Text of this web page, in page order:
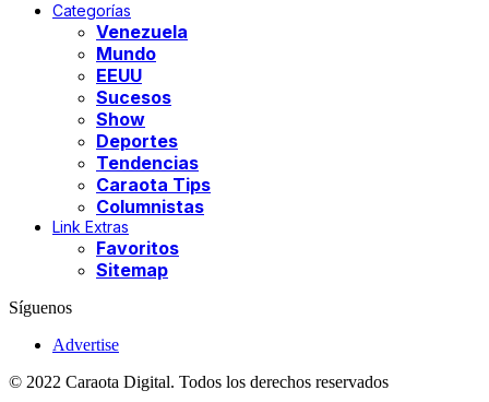
Categorías
Venezuela
Mundo
EEUU
Sucesos
Show
Deportes
Tendencias
Caraota Tips
Columnistas
Link Extras
Favoritos
Sitemap
Síguenos
Advertise
© 2022 Caraota Digital. Todos los derechos reservados